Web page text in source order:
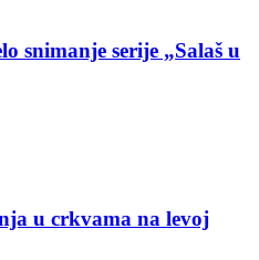
snimanje serije „Salaš u
u crkvama na levoj